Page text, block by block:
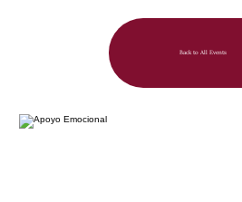
Back to All Events